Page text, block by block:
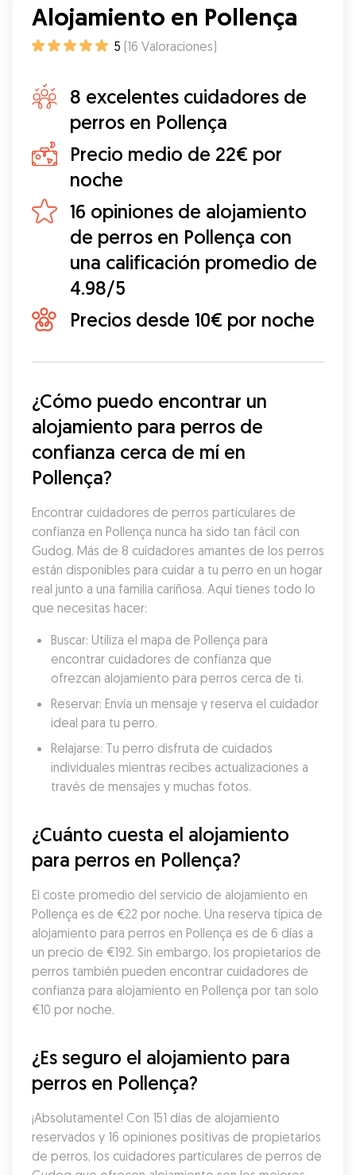
Alojamiento en Pollença
5 (16 Valoraciones)
8 excelentes cuidadores de
perros en Pollença
Precio medio de 22€ por
noche
16 opiniones de alojamiento
de perros en Pollença con
una calificación promedio de
4.98/5
Precios desde 10€ por noche
¿Cómo puedo encontrar un
alojamiento para perros de
confianza cerca de mí en
Pollença?
Encontrar cuidadores de perros particulares de
confianza en Pollença nunca ha sido tan fácil con
Gudog. Más de 8 cuidadores amantes de los perros
están disponibles para cuidar a tu perro en un hogar
real junto a una familia cariñosa. Aquí tienes todo lo
que necesitas hacer:
Buscar: Utiliza el mapa de Pollença para
encontrar cuidadores de confianza que
ofrezcan alojamiento para perros cerca de ti.
Reservar: Envía un mensaje y reserva el cuidador
ideal para tu perro.
Relajarse: Tu perro disfruta de cuidados
individuales mientras recibes actualizaciones a
través de mensajes y muchas fotos.
¿Cuánto cuesta el alojamiento
para perros en Pollença?
El coste promedio del servicio de alojamiento en
Pollença es de €22 por noche. Una reserva típica de
alojamiento para perros en Pollença es de 6 días a
un precio de €192. Sin embargo, los propietarios de
perros también pueden encontrar cuidadores de
confianza para alojamiento en Pollença por tan solo
€10 por noche.
¿Es seguro el alojamiento para
perros en Pollença?
¡Absolutamente! Con 151 días de alojamiento
reservados y 16 opiniones positivas de propietarios
de perros, los cuidadores particulares de perros de